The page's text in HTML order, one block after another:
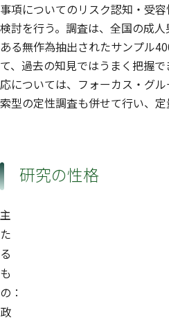
事項についてのリスク認知・受
検討を行う。調査は、全国の成
ある無作為抽出されたサンプル
て、過去の知見ではうまく把握
応については、フォーカス・グ
索型の定性調査も併せて行い、定
研究の性格
主
た
る
も
の：
政